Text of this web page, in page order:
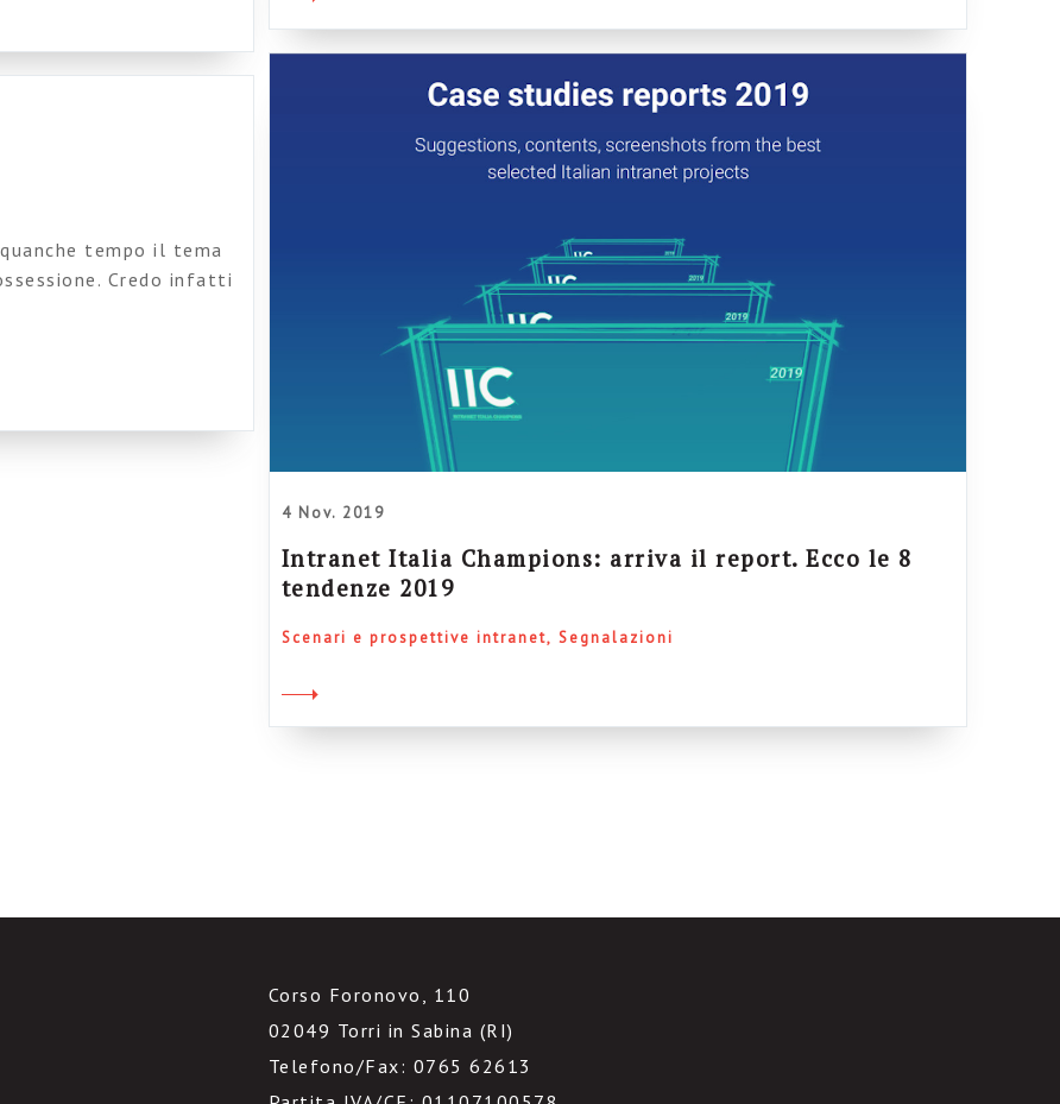
4 Nov. 2019
Intranet Italia Champions: arriva il report. Ecco le 8
tendenze 2019
Scenari e prospettive intranet Segnalazioni
tempo il tema
Credo infatti
Corso Foronovo, 110
02049 Torri in Sabina (RI)
Telefono/Fax: 0765 62613